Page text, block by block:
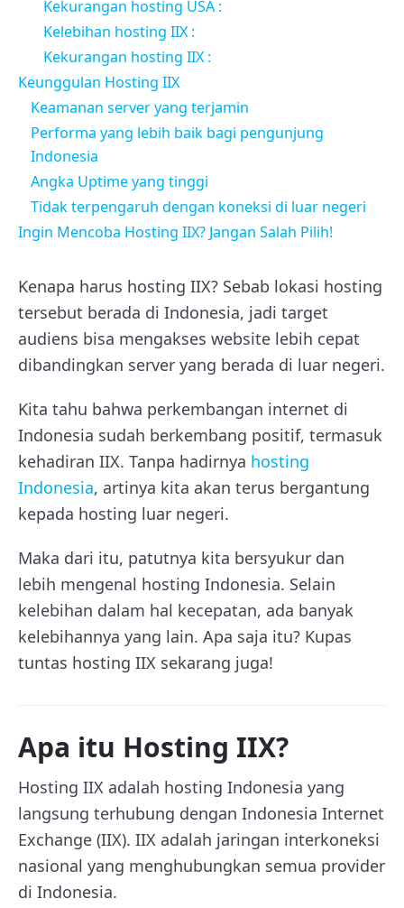
Kekurangan hosting USA :
Kelebihan hosting IIX :
Kekurangan hosting IIX :
Keunggulan Hosting IIX
Keamanan server yang terjamin
Performa yang lebih baik bagi pengunjung
Indonesia
Angka Uptime yang tinggi
Tidak terpengaruh dengan koneksi di luar negeri
Ingin Mencoba Hosting IIX? Jangan Salah Pilih!
Kenapa harus hosting IIX? Sebab lokasi hosting
tersebut berada di Indonesia, jadi target
audiens bisa mengakses website lebih cepat
dibandingkan server yang berada di luar negeri.
Kita tahu bahwa perkembangan internet di
Indonesia sudah berkembang positif, termasuk
kehadiran IIX. Tanpa hadirnya hosting
Indonesia, artinya kita akan terus bergantung
kepada hosting luar negeri.
Maka dari itu, patutnya kita bersyukur dan
lebih mengenal hosting Indonesia. Selain
kelebihan dalam hal kecepatan, ada banyak
kelebihannya yang lain. Apa saja itu? Kupas
tuntas hosting IIX sekarang juga!
Apa itu Hosting IIX?
Hosting IIX adalah hosting Indonesia yang
langsung terhubung dengan Indonesia Internet
Exchange (IIX). IIX adalah jaringan interkoneksi
nasional yang menghubungkan semua provider
di Indonesia.